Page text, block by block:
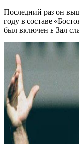
Последний раз он
году в составе
был включен в Зал